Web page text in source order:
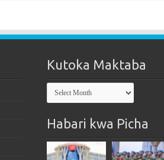
Kutoka Maktaba
Kutoka
Maktaba
Habari kwa Picha